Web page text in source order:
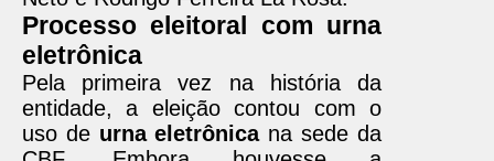
Processo eleitoral com urna
eletrônica
Pela primeira vez na história da
entidade, a eleição contou com o
uso de urna eletrônicana sede da